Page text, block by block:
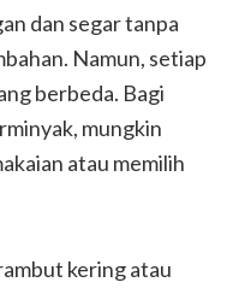
dan segar tanpa
Namun, setiap
berbeda. Bagi
mungkin
atau memilih
kering atau